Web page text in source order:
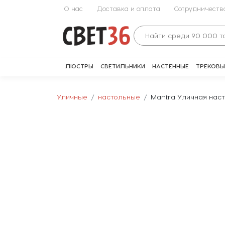
О нас Доставка и оплата
ЛЮСТРЫ СВЕТИЛЬНИКИ НАСТЕННЫЕ
Уличные настольные Mantra Уличная